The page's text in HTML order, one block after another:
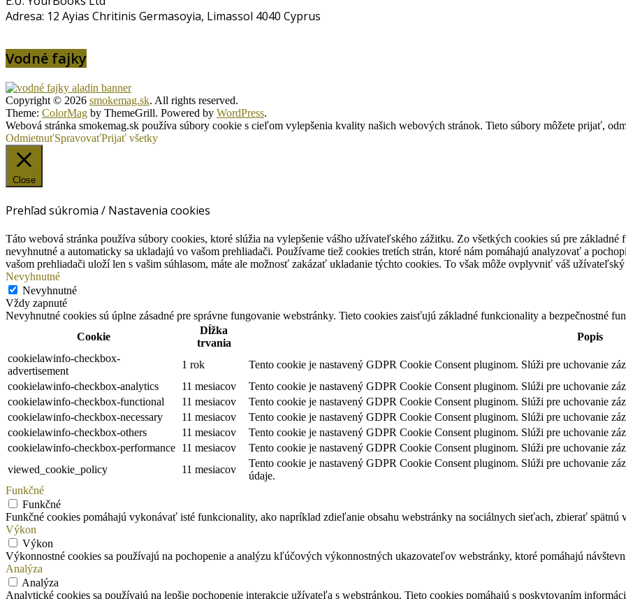
Adresa: 12 Ayias Chritinis Germasoyia, Limassol 4040 Cyprus
Vodné fajky
Copyright © 2026 smokemag.sk. All rights reserved.
Theme: ColorMag by ThemeGrill. Powered by WordPress.
Webová stránka smokemag.sk používa súbory cookie s cieľom vylepšenia kvality našich webových stránok. Tieto súbory môžete prijať,
OdmietnuťSpravovaťPrijať všetky
Close
Prehľad súkromia / Nastavenia cookies
Táto webová stránka používa súbory cookies, ktoré slúžia na vylepšenie vášho užívateľského zážitku. Zo všetkých cookies sú pre
nevyhnutné a automaticky sa ukladajú vo vašom prehliadači. Používame tiež cookies tretích strán, ktoré nám pomáhajú analyzovať a
vašom prehliadači uloží len s vašim súhlasom, máte ale možnosť zakázať ukladanie týchto cookies. To však môže ovplyvniť váš užívateľský
Nevyhnutné
Nevyhnutné
Vždy zapnuté
Nevyhnutné cookies sú úplne zásadné pre správne fungovanie webstránky. Tieto cookies zaisťujú základné funkcionality a bezpečnostné
Cookie
Dĺžka
trvania
Popis
cookielawinfo-checkbox-
advertisement
1 rok
Tento cookie je nastavený GDPR Cookie Consent pluginom. Slúži pre uchovanie
cookielawinfo-checkbox-analytics
11 mesiacov
Tento cookie je nastavený GDPR Cookie Consent pluginom. Slúži pre uchovanie
cookielawinfo-checkbox-functional
11 mesiacov
Tento cookie je nastavený GDPR Cookie Consent pluginom. Slúži pre uchovanie
cookielawinfo-checkbox-necessary
11 mesiacov
Tento cookie je nastavený GDPR Cookie Consent pluginom. Slúži pre uchovanie
cookielawinfo-checkbox-others
11 mesiacov
Tento cookie je nastavený GDPR Cookie Consent pluginom. Slúži pre uchovanie
cookielawinfo-checkbox-performance 11 mesiacov
Tento cookie je nastavený GDPR Cookie Consent pluginom. Slúži pre uchovanie
viewed_cookie_policy
11 mesiacov
Tento cookie je nastavený GDPR Cookie Consent pluginom. Slúži pre uchovanie
údaje.
Funkčné
Funkčné
Funkčné cookies pomáhajú vykonávať isté funkcionality, ako napríklad zdieľanie obsahu webstránky na sociálnych sieťach, zbierať spätnú
Výkon
Výkon
Výkonnostné cookies sa používajú na pochopenie a analýzu kľúčových výkonnostných ukazovateľov webstránky, ktoré pomáhajú
Analýza
Analýza
Analytické cookies sa používajú na lepšie pochopenie interakcie užívateľa s webstránkou. Tieto cookies pomáhajú s poskytovaním